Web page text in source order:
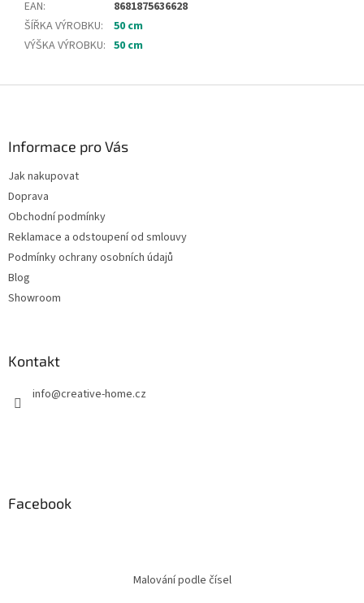
EAN:
8681875636628
ŠÍŘKA VÝROBKU:
50 cm
VÝŠKA VÝROBKU: 50 cm
Informace pro Vás
Jak nakupovat
Doprava
Obchodní podmínky
Reklamace a odstoupení od smlouvy
Podmínky ochrany osobních údajů
Blog
Showroom
Kontakt
info@creative-home.cz
Facebook
Malování podle čísel